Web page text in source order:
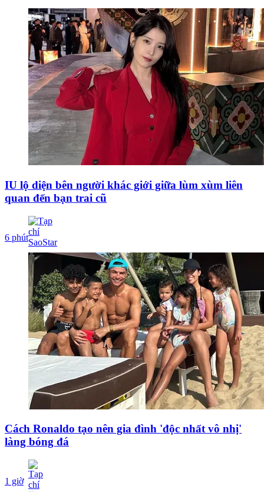
IU lộ diện bên người khác giới giữa lùm xùm liên
quan đến bạn trai cũ
6 phút
Cách Ronaldo tạo nên gia đình 'độc nhất vô nhị'
làng bóng đá
1 giờ